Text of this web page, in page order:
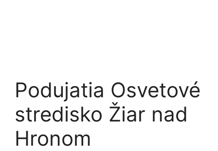
Podujatia Osvetové
stredisko Žiar nad
Hronom